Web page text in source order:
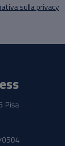
sulla privacy
Pisa